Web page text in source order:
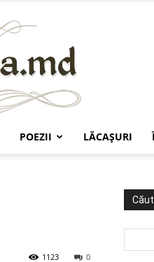
POEZII LĂCAŞURI
0
1123